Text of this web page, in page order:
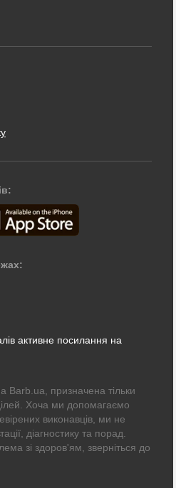
активне посилання на
Barb.ua, призначена тільки
Хоча ми допомагаємо
виконавців, ми не
діагностику та порад.
зі здоров'ям, зверніться до